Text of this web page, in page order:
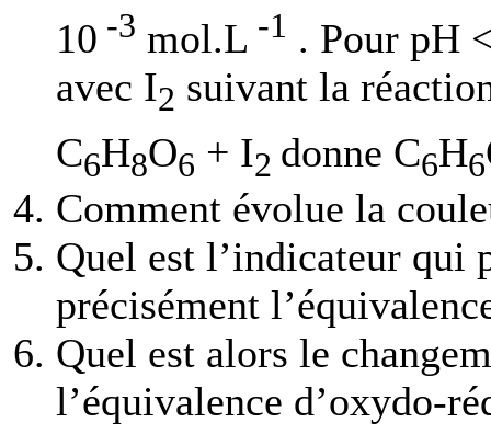
10 -3 mol.L -1 . Pour pH
avec I2 suivant la
C6H8O6 + I2 donne C6H6
Comment évolue la
Quel est l’indicateur qui
précisément
Quel est alors le
l’équivalence d’oxydo-